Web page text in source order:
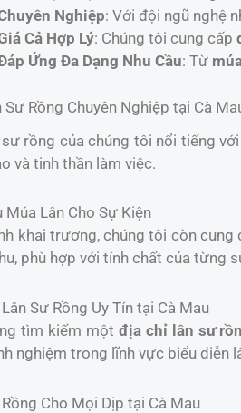
Nghiệp: Với đội ngũ nghệ
Cả Hợp Lý: Chúng tôi cung cấp
Ứng Đa Dạng Nhu Cầu: Từ
Sư Rồng Chuyên Nghiệp tại Cà
rồng của chúng tôi nổi tiếng
và tinh thần làm việc.
Múa Lân Cho Sự Kiện
khai trương, chúng tôi còn cung
phù hợp với tính chất của từng
Sư Rồng Uy Tín tại Cà Mau
tìm kiếm một địa chỉ lân sư
nghiệm trong lĩnh vực biểu diễn
Cho Mọi Dịp tại Cà Mau